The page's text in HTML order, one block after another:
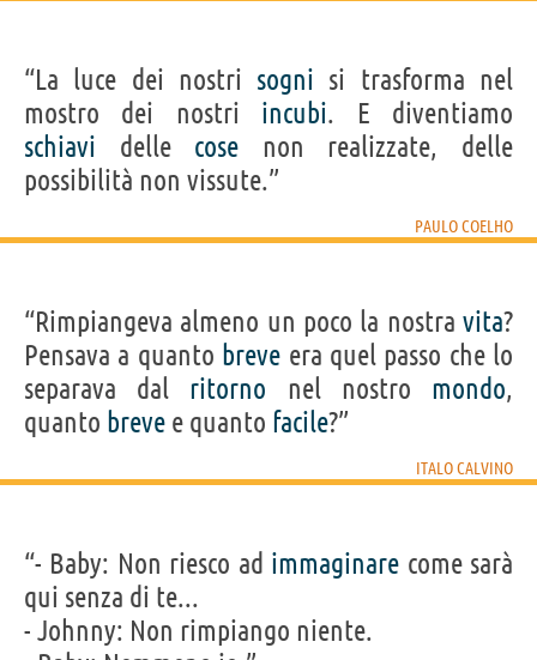
“La luce dei nostri sogni si trasforma nel
mostro dei nostri incubi. E diventiamo
schiavi delle cose non realizzate, delle
possibilità non vissute.”
PAULO COELHO
“Rimpiangeva almeno un poco la nostra vita?
Pensava a quanto breve era quel passo che lo
separava dal ritorno nel nostro mondo,
quanto breve e quanto facile?”
ITALO CALVINO
“- Baby: Non riesco ad immaginare come sarà
qui senza di te...
- Johnny: Non rimpiango niente.